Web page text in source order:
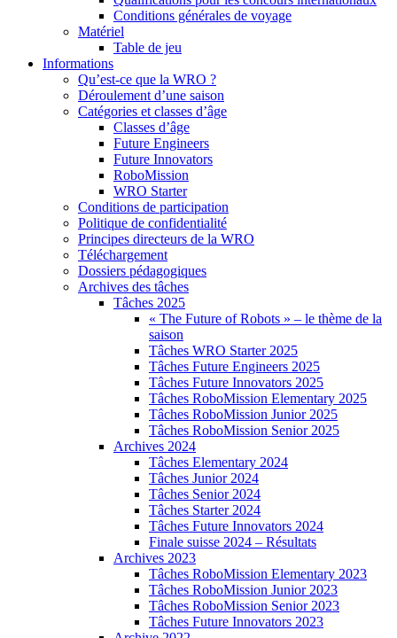
Conditions générales de voyage
Matériel
Table de jeu
Informations
Qu’est-ce que la WRO ?
Déroulement d’une saison
Catégories et classes d’âge
Classes d’âge
Future Engineers
Future Innovators
RoboMission
WRO Starter
Conditions de participation
Politique de confidentialité
Principes directeurs de la WRO
Téléchargement
Dossiers pédagogiques
Archives des tâches
Tâches 2025
« The Future of Robots » – le thème de la
saison
Tâches WRO Starter 2025
Tâches Future Engineers 2025
Tâches Future Innovators 2025
Tâches RoboMission Elementary 2025
Tâches RoboMission Junior 2025
Tâches RoboMission Senior 2025
Archives 2024
Tâches Elementary 2024
Tâches Junior 2024
Tâches Senior 2024
Tâches Starter 2024
Tâches Future Innovators 2024
Finale suisse 2024 – Résultats
Archives 2023
Tâches RoboMission Elementary 2023
Tâches RoboMission Junior 2023
Tâches RoboMission Senior 2023
Tâches Future Innovators 2023